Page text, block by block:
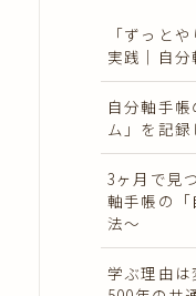
「ずっと
実践｜自
自分軸手
ム」を記
3ヶ月で見
軸手帳の
法〜
学ぶ理由は